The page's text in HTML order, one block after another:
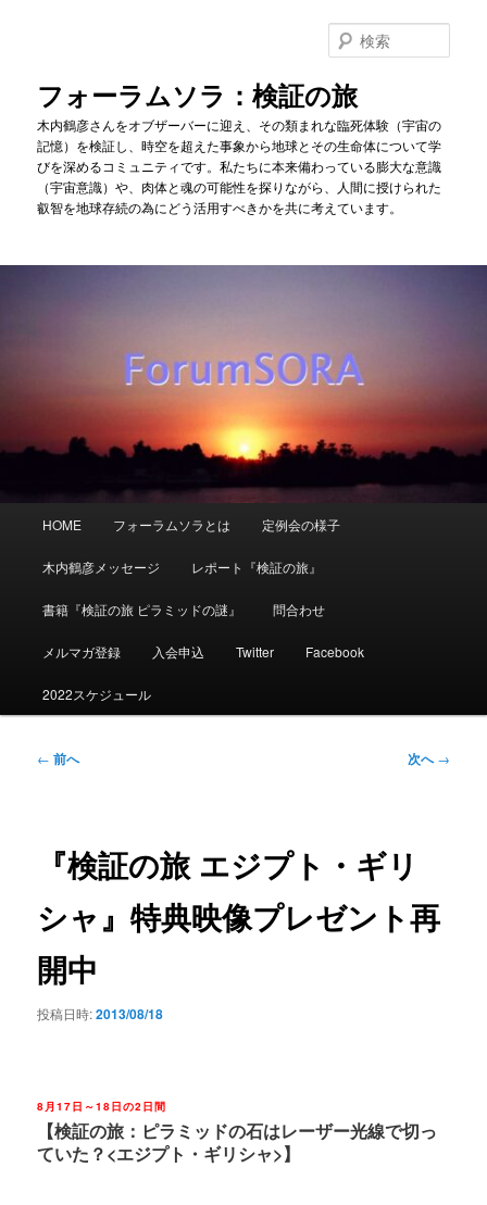
フォーラムソラ：検証の旅
木内鶴彦さんをオブザーバーに迎え、その類まれな臨死体験（宇宙の
記憶）を検証し、時空を超えた事象から地球とその生命体について学
びを深めるコミュニティです。私たちに本来備わっている膨大な意識
（宇宙意識）や、肉体と魂の可能性を探りながら、人間に授けられた
叡智を地球存続の為にどう活用すべきかを共に考えています。
索
HOME フォーラムソラとは 定例会の様子
木内鶴彦メッセージ レポート『検証の旅』
書籍『検証の旅 ピラミッドの謎』 問合わせ
メルマガ登録 入会申込 Twitter Facebook
2022スケジュール
投
ョ
ン
← 前へ 次へ→
『検証の旅 エジプト・ギリ
シャ』特典映像プレゼント再
開中
投稿日時:2013/08/18
8月17日～18日の2日間
【検証の旅：ピラミッドの石はレーザー光線で切っ
ていた？<エジプト・ギリシャ>】